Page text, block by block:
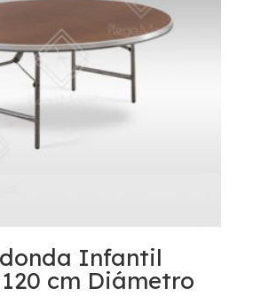
Infantil
cm Diámetro